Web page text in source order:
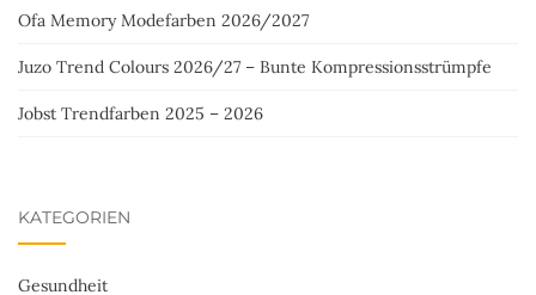
Ofa Memory Modefarben 2026/2027
Juzo Trend Colours 2026/27 – Bunte Kompressionsstrümpfe
Jobst Trendfarben 2025 – 2026
KATEGORIEN
Gesundheit